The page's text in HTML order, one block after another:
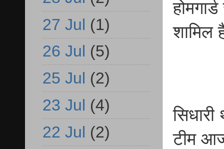
शामिल
टीम
27 Jul (1)
26 Jul (5)
25 Jul (2)
23 Jul (4)
22 Jul (2)